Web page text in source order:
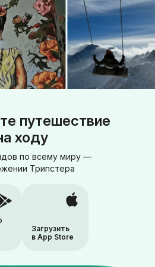
путешествие
ходу
по всему миру —
Трипстера
Загрузить
в App Store